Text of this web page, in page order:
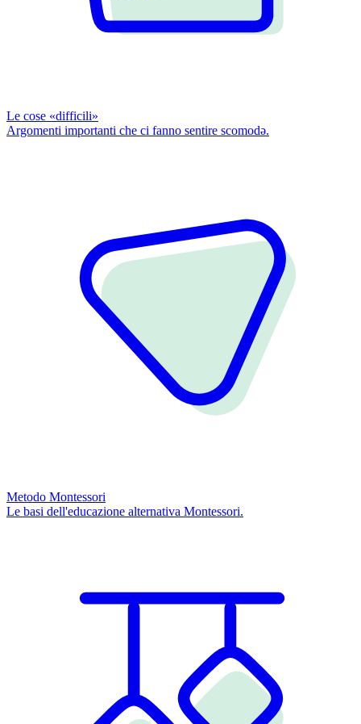
Le cose «difficili»
Argomenti importanti che ci fanno sentire scomodǝ.
Metodo Montessori
Le basi dell'educazione alternativa Montessori.